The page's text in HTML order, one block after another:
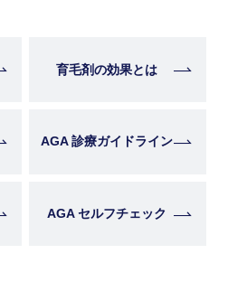
育毛剤の効果とは
AGA 診療ガイドライン
AGA セルフチェック